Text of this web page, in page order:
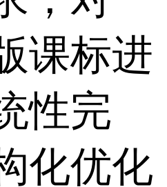
课标进
性完
化优化